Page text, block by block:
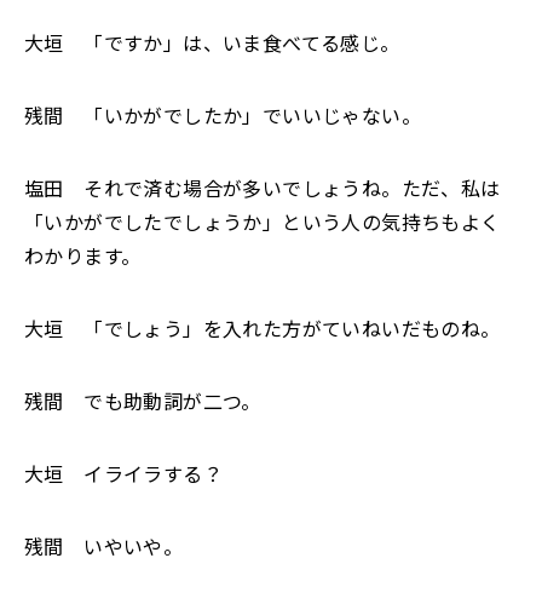
大垣 「ですか」は、いま食べてる感じ。
残間 「いかがでしたか」でいいじゃない。
塩田 それで済む場合が多いでしょうね。ただ、私は
「いかがでしたでしょうか」という人の気持ちもよく
わかります。
大垣 「でしょう」を入れた方がていねいだものね。
残間 でも助動詞が二つ。
大垣 イライラする？
残間 いやいや。